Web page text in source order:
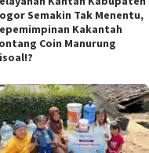
Semakin Tak Menentu,
Kakantah
Coin Manurung